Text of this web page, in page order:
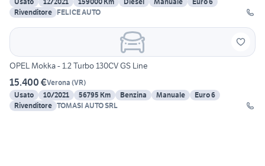
Rivenditore FELICE AUTO
OPEL Mokka - 1.2 Turbo 130CV GS Line
15.400 €Verona (VR)
Usato
10/2021 56795 Km Benzina Manuale
Euro 6
Rivenditore TOMASI AUTO SRL